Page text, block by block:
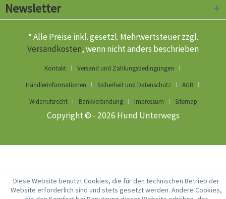
Newsletter
* Alle Preise inkl. gesetzl. Mehrwertsteuer zzgl.
Versandkosten, wenn nicht anders beschrieben
Kontakt
Versand und Zahlungsbedingungen
Händlerinformationen
Sicherheit und Datenschutz
AGB
Widerrufsrecht
Bankverbindung Impressum Sitemap
Copyright © - 2026 Hund Unterwegs
Diese Website benutzt Cookies, die für den technischen Betrieb der
Website erforderlich sind und stets gesetzt werden. Andere Cookies,